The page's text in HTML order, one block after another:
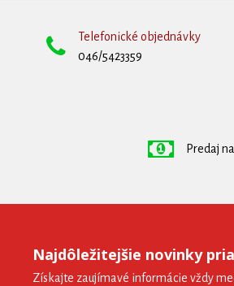
Telefonické objednávky
046/5423359
Predaj
Najdôležitejšie novinky
Získajte zaujímavé informácie vždy